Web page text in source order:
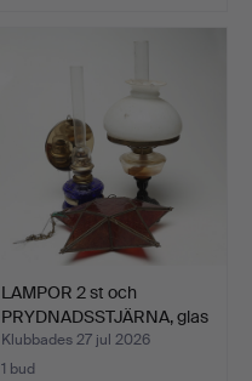
LAMPOR 2 st och
PRYDNADSSTJÄRNA, glas
och …
Klubbades 27 jul 2026
1 bud